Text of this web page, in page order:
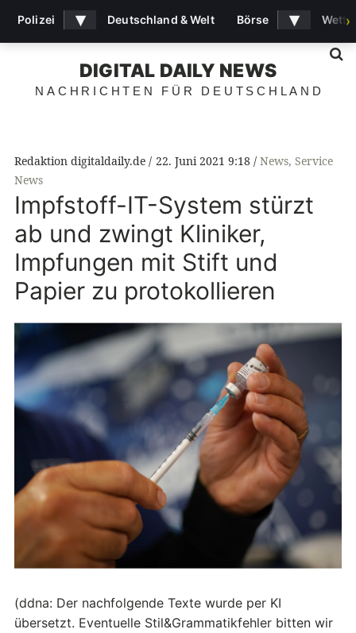
DIGITAL DAILY NEWS
NACHRICHTEN FÜR DEUTSCHLAND
Redaktion digitaldaily.de 22. Juni 2021 9:18 News, Service
News
Impfstoff-IT-System stürzt
ab und zwingt Kliniker,
Impfungen mit Stift und
Papier zu protokollieren
(ddna: Der nachfolgende Texte wurde per KI
übersetzt. Eventuelle Stil&Grammatikfehler bitten wir
Polizei ▾ Deutschland & Welt Börse ▾ ›